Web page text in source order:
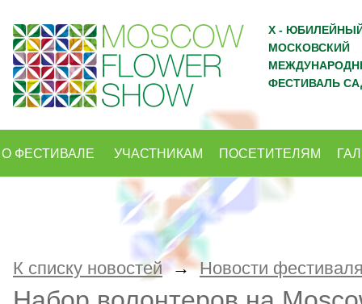
К списку новостей → Новости
X -
МОСКОВСКИЙ
ФЕСТИВАЛЬ
О ФЕСТИВАЛЕ УЧАСТНИКАМ ПОСЕТИТЕЛЯМ